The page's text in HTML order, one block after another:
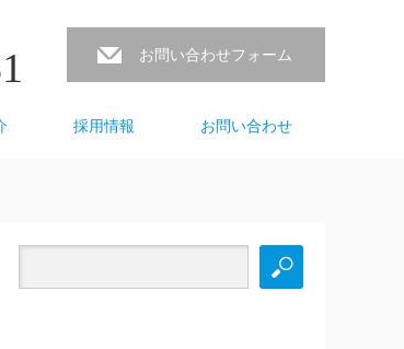
お問い合わせフォーム
採用情報 お問い合わせ